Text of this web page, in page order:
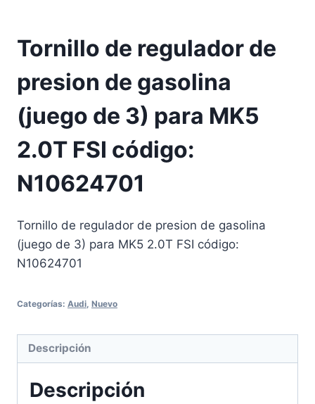
Tornillo de regulador de
presion de gasolina
(juego de 3) para MK5
2.0T FSI código:
N10624701
Tornillo de regulador de presion de gasolina
(juego de 3) para MK5 2.0T FSI código:
N10624701
Categorías: Audi Nuevo
Descripción
Descripción